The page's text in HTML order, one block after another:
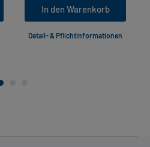
In den Warenkorb
Detail- & Pflichtinformationen